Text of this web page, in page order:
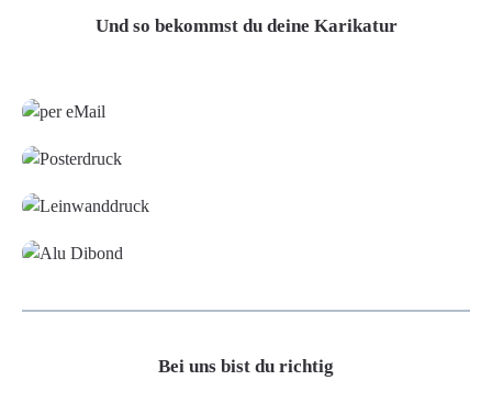
Und so bekommst du deine Karikatur
Bei uns bist du richtig